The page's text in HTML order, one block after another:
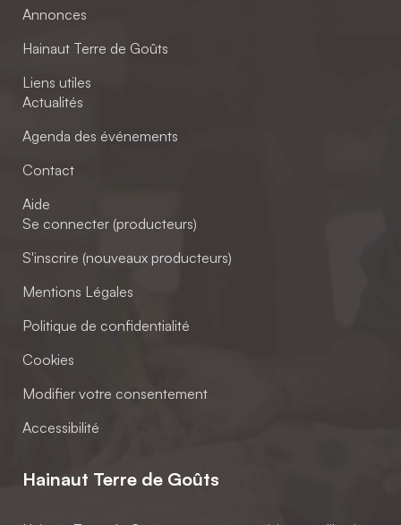
Annonces
Hainaut Terre de Goûts
Liens utiles
Actualités
Agenda des événements
Contact
Aide
Se connecter (producteurs)
S'inscrire (nouveaux producteurs)
Mentions Légales
Politique de confidentialité
Cookies
Modifier votre consentement
Accessibilité
Hainaut Terre de Goûts